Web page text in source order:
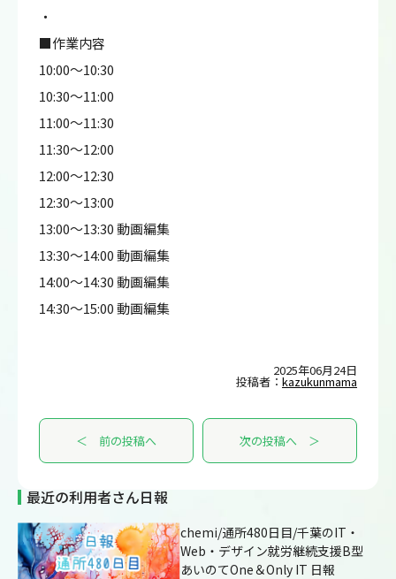
・
■作業内容
10:00～10:30
10:30～11:00
11:00～11:30
11:30～12:00
12:00～12:30
12:30～13:00
13:00～13:30 動画編集
13:30～14:00 動画編集
14:00～14:30 動画編集
14:30～15:00 動画編集
2025年06月24日
投稿者： kazukunmama
＜ 前の投稿へ 次の投稿へ ＞
最近の利用者さん日報
chemi/通所480日目/千葉のIT・
Web・デザイン就労継続支援B型
あいのてOne＆Only IT 日報